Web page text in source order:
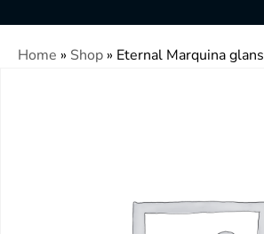
Home » Shop » Eternal Marquina glans